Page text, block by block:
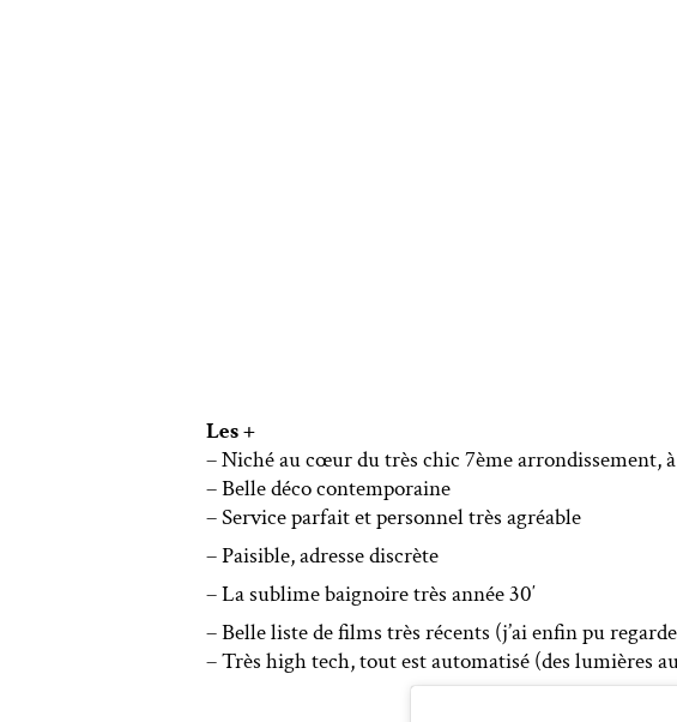
Les +
– Niché au cœur du très chic 7ème arrondissement,
– Belle déco contemporaine
– Service parfait et personnel très agréable
– Paisible, adresse discrète
– La sublime baignoire très année 30′
– Belle liste de films très récents (j’ai enfin pu
– Très high tech, tout est automatisé (des lumières